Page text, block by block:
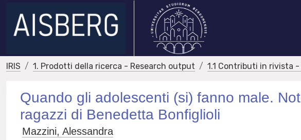
IRIS 1. Prodotti della ricerca - Research output 1.1 Contributi in rivista
Quando gli adolescenti (si) fanno male.
ragazzi di Benedetta Bonfiglioli
Mazzini, Alessandra